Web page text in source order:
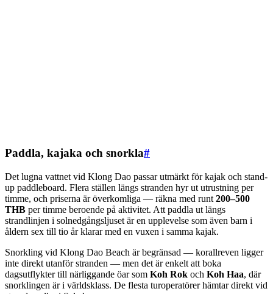
Paddla, kajaka och snorkla#
Det lugna vattnet vid Klong Dao passar utmärkt för kajak och stand-
up paddleboard. Flera ställen längs stranden hyr ut utrustning per
timme, och priserna är överkomliga — räkna med runt 200–500
THB per timme beroende på aktivitet. Att paddla ut längs
strandlinjen i solnedgångsljuset är en upplevelse som även barn i
åldern sex till tio år klarar med en vuxen i samma kajak.
Snorkling vid Klong Dao Beach är begränsad — korallreven ligger
inte direkt utanför stranden — men det är enkelt att boka
dagsutflykter till närliggande öar som Koh Rok och Koh Haa, där
snorklingen är i världsklass. De flesta turoperatörer hämtar direkt vid